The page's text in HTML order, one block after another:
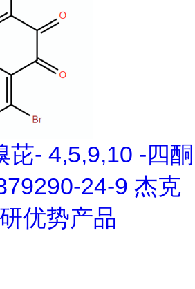
芘- 4,5,9,10 -四酮
24-9 杰克
优势产品